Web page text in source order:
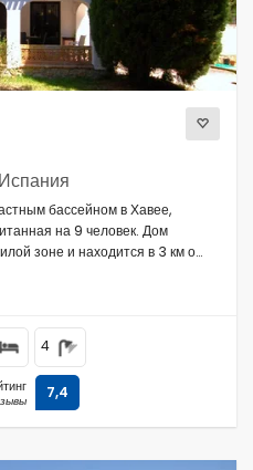
бассейном в Хавее,
на 9 человек. Дом
зоне и находится в 3 км от
4
7,4